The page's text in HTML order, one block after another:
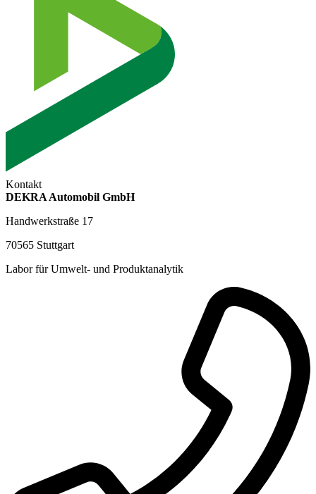
Kontakt
DEKRA Automobil GmbH
Handwerkstraße 17
70565 Stuttgart
Labor für Umwelt- und Produktanalytik